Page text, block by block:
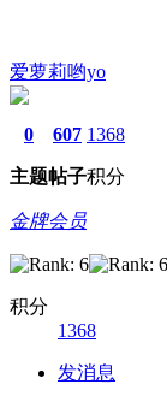
爱萝莉哟yo
0
主题
607
帖子
1368
积分
金牌会员
积分
1368
发消息